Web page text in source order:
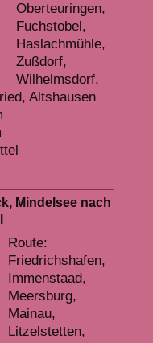
Oberteuringen,
Fuchstobel,
Haslachmühle,
Zußdorf,
Wilhelmsdorf,
Altshausen
Mindelsee nach
Route:
Friedrichshafen,
Immenstaad,
Meersburg,
Mainau,
Litzelstetten,